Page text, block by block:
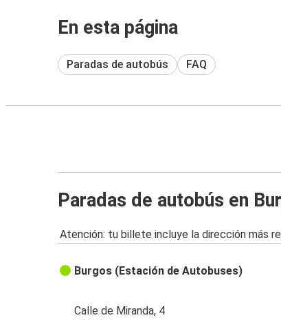
En esta página
Paradas de autobús FAQ
Paradas de autobús en
Atención: tu billete incluye la dirección más
Burgos (Estación de Autobuses)
Calle de Miranda, 4